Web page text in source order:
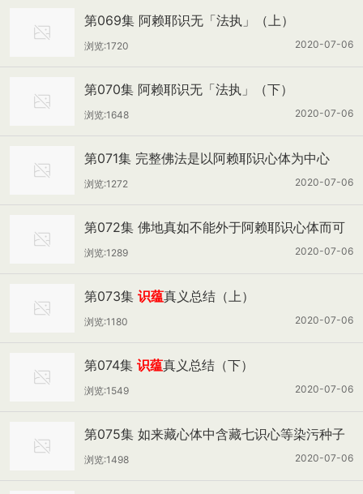
第069集 阿赖耶识无「法执」（上）
2020-07-06
浏览:1720
第070集 阿赖耶识无「法执」（下）
2020-07-06
浏览:1648
第071集 完整佛法是以阿赖耶识心体为中心
2020-07-06
浏览:1272
第072集 佛地真如不能外于阿赖耶识心体而可
得证
2020-07-06
浏览:1289
第073集 识蕴真义总结（上）
2020-07-06
浏览:1180
第074集 识蕴真义总结（下）
2020-07-06
浏览:1549
第075集 如来藏心体中含藏七识心等染污种子
（上）
2020-07-06
浏览:1498